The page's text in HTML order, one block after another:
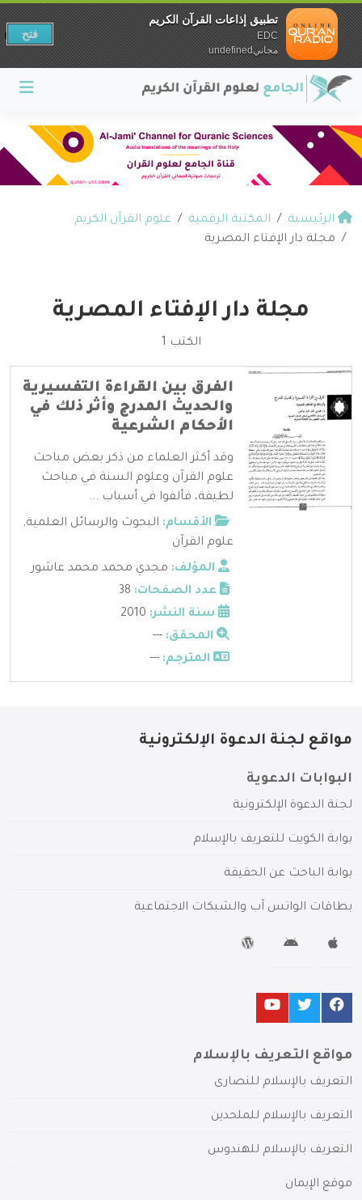
الرئيسية المكتبة الرقمية
علوم القرآن الكريم
مجلة دار الإفتاء المصرية
مجلة دار الإفتاء المصرية
الكتب 1
الفرق بين القراءة التفسيرية
والحديث المدرج وأثر ذلك في
الأحكام الشرعية
وقد أكثر العلماء من ذكر بعض مباحث
علوم القرآن وعلوم السنة في مباحث
لطيفة، فألفوا في أسباب ...
الأقسام: البحوث والرسائل العلمية,
علوم القرآن
المؤلف: مجدي محمد محمد عاشور
عدد الصفحات:
سنة النشر:
المحقق: ---
المترجم: ---
مواقع لجنة الدعوة الإلكترونية
البوابات الدعوية
لجنة الدعوة الإلكترونية
بوابة الكويت للتعريف بالإسلام
بوابة الباحث عن الحقيقة
بطاقات الواتس آب والشبكات الاجتماعية
مواقع التعريف بالإسلام
التعريف بالإسلام للنصارى
التعريف بالإسلام للملحدين
التعريف بالإسلام للهندوس
موقع الإيمان
تطبيق إذاعات القرآن الكريم
EDC
مجانيundefined
فتح